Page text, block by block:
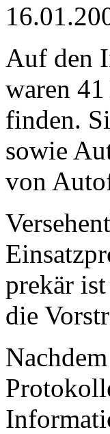
Auf den
waren
finden.
sowie
von
prekär
die